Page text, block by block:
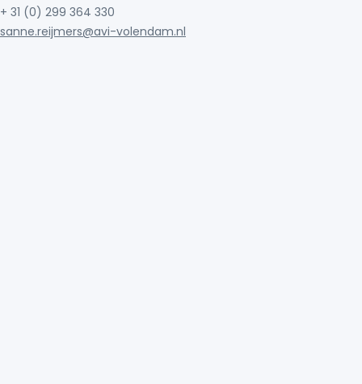
+ 31 (0) 299 364 330
sanne.reijmers@avi-volendam.nl